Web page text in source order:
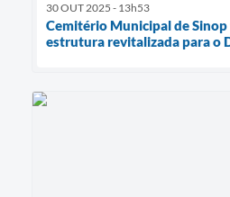
30 OUT 2025 - 13h53
Cemitério Municipal de Sinop
estrutura revitalizada para o